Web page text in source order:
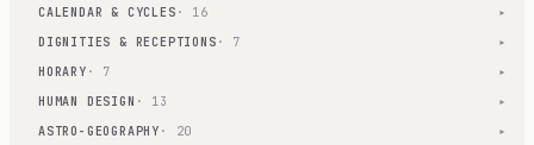
CALENDAR & CYCLES · 16 ▾
DIGNITIES & RECEPTIONS · 7 ▾
HORARY · 7 ▾
HUMAN DESIGN · 13 ▾
ASTRO-GEOGRAPHY · 20 ▾